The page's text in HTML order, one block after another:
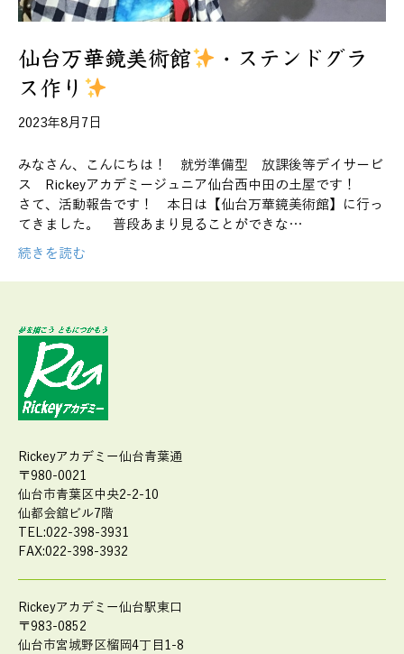
仙台万華鏡美術館
・ステンドグラ
ス作り
2023年8月7日
みなさん、こんにちは！ 就労準備型 放課後等デイサービ
ス Rickeyアカデミージュニア仙台西中田の土屋です！
さて、活動報告です！ 本日は【仙台万華鏡美術館】に行っ
てきました。 普段あまり見ることができな…
続きを読む
Rickeyアカデミー仙台青葉通
〒980-0021
仙台市青葉区中央2-2-10
仙都会舘ビル7階
TEL:022-398-3931
FAX:022-398-3932
Rickeyアカデミー仙台駅東口
〒983-0852
仙台市宮城野区榴岡4丁目1-8